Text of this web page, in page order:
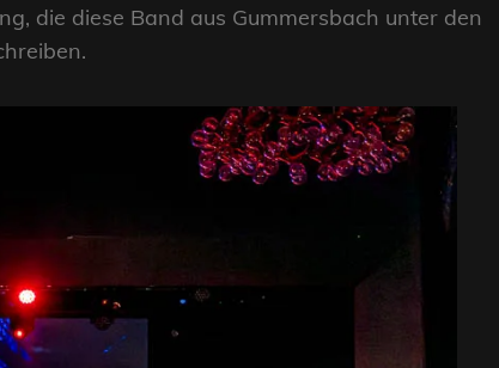
die diese Band aus Gummersbach unter den